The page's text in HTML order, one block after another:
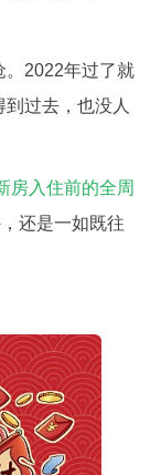
。2022年过了就
过去，也没人
房入住前的全周
还是一如既往